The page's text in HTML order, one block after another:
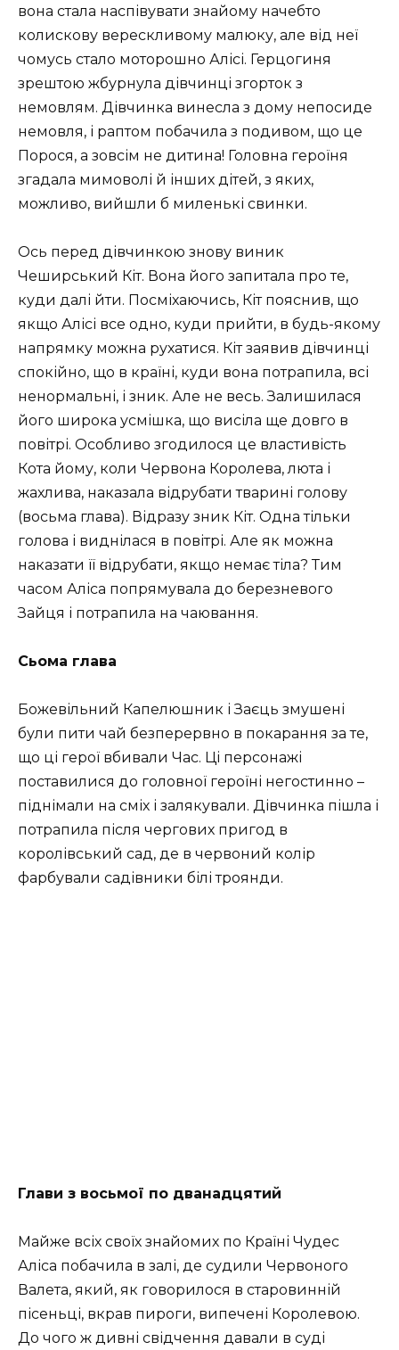
вона стала наспівувати знайому начебто
колискову верескливому малюку, але від неї
чомусь стало моторошно Алісі. Герцогиня
зрештою жбурнула дівчинці згорток з
немовлям. Дівчинка винесла з дому непосиде
немовля, і раптом побачила з подивом, що це
Порося, а зовсім не дитина! Головна героїня
згадала мимоволі й інших дітей, з яких,
можливо, вийшли б миленькі свинки.
Ось перед дівчинкою знову виник
Чеширський Кіт. Вона його запитала про те,
куди далі йти. Посміхаючись, Кіт пояснив, що
якщо Алісі все одно, куди прийти, в будь-якому
напрямку можна рухатися. Кіт заявив дівчинці
спокійно, що в країні, куди вона потрапила, всі
ненормальні, і зник. Але не весь. Залишилася
його широка усмішка, що висіла ще довго в
повітрі. Особливо згодилося це властивість
Кота йому, коли Червона Королева, люта і
жахлива, наказала відрубати тварині голову
(восьма глава). Відразу зник Кіт. Одна тільки
голова і виднілася в повітрі. Але як можна
наказати її відрубати, якщо немає тіла? Тим
часом Аліса попрямувала до березневого
Зайця і потрапила на чаювання.
Сьома глава
Божевільний Капелюшник і Заєць змушені
були пити чай безперервно в покарання за те,
що ці герої вбивали Час. Ці персонажі
поставилися до головної героїні негостинно –
піднімали на сміх і залякували. Дівчинка пішла і
потрапила після чергових пригод в
королівський сад, де в червоний колір
фарбували садівники білі троянди.
Глави з восьмої по дванадцятий
Майже всіх своїх знайомих по Країні Чудес
Аліса побачила в залі, де судили Червоного
Валета, який, як говорилося в старовинній
пісеньці, вкрав пироги, випечені Королевою.
До чого ж дивні свідчення давали в суді